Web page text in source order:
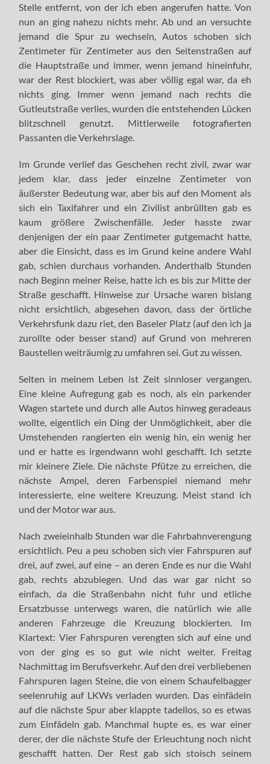
Stelle entfernt, von der ich eben angerufen hatte. Von
nun an ging nahezu nichts mehr. Ab und an versuchte
jemand die Spur zu wechseln, Autos schoben sich
Zentimeter für Zentimeter aus den Seitenstraßen auf
die Hauptstraße und immer, wenn jemand hineinfuhr,
war der Rest blockiert, was aber völlig egal war, da eh
nichts ging. Immer wenn jemand nach rechts die
Gutleutstraße verlies, wurden die entstehenden Lücken
blitzschnell genutzt. Mittlerweile fotografierten
Passanten die Verkehrslage.
Im Grunde verlief das Geschehen recht zivil, zwar war
jedem klar, dass jeder einzelne Zentimeter von
äußerster Bedeutung war, aber bis auf den Moment als
sich ein Taxifahrer und ein Zivilist anbrüllten gab es
kaum größere Zwischenfälle. Jeder hasste zwar
denjenigen der ein paar Zentimeter gutgemacht hatte,
aber die Einsicht, dass es im Grund keine andere Wahl
gab, schien durchaus vorhanden. Anderthalb Stunden
nach Beginn meiner Reise, hatte ich es bis zur Mitte der
Straße geschafft. Hinweise zur Ursache waren bislang
nicht ersichtlich, abgesehen davon, dass der örtliche
Verkehrsfunk dazu riet, den Baseler Platz (auf den ich ja
zurollte oder besser stand) auf Grund von mehreren
Baustellen weiträumig zu umfahren sei. Gut zu wissen.
Selten in meinem Leben ist Zeit sinnloser vergangen.
Eine kleine Aufregung gab es noch, als ein parkender
Wagen startete und durch alle Autos hinweg geradeaus
wollte, eigentlich ein Ding der Unmöglichkeit, aber die
Umstehenden rangierten ein wenig hin, ein wenig her
und er hatte es irgendwann wohl geschafft. Ich setzte
mir kleinere Ziele. Die nächste Pfütze zu erreichen, die
nächste Ampel, deren Farbenspiel niemand mehr
interessierte, eine weitere Kreuzung. Meist stand ich
und der Motor war aus.
Nach zweieinhalb Stunden war die Fahrbahnverengung
ersichtlich. Peu a peu schoben sich vier Fahrspuren auf
drei, auf zwei, auf eine – an deren Ende es nur die Wahl
gab, rechts abzubiegen. Und das war gar nicht so
einfach, da die Straßenbahn nicht fuhr und etliche
Ersatzbusse unterwegs waren, die natürlich wie alle
anderen Fahrzeuge die Kreuzung blockierten. Im
Klartext: Vier Fahrspuren verengten sich auf eine und
von der ging es so gut wie nicht weiter. Freitag
Nachmittag im Berufsverkehr. Auf den drei verbliebenen
Fahrspuren lagen Steine, die von einem Schaufelbagger
seelenruhig auf LKWs verladen wurden. Das einfädeln
auf die nächste Spur aber klappte tadellos, so es etwas
zum Einfädeln gab. Manchmal hupte es, es war einer
derer, der die nächste Stufe der Erleuchtung noch nicht
geschafft hatten. Der Rest gab sich stoisch seinem